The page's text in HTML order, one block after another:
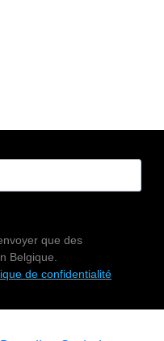
que des
Belgique.
de confidentialité